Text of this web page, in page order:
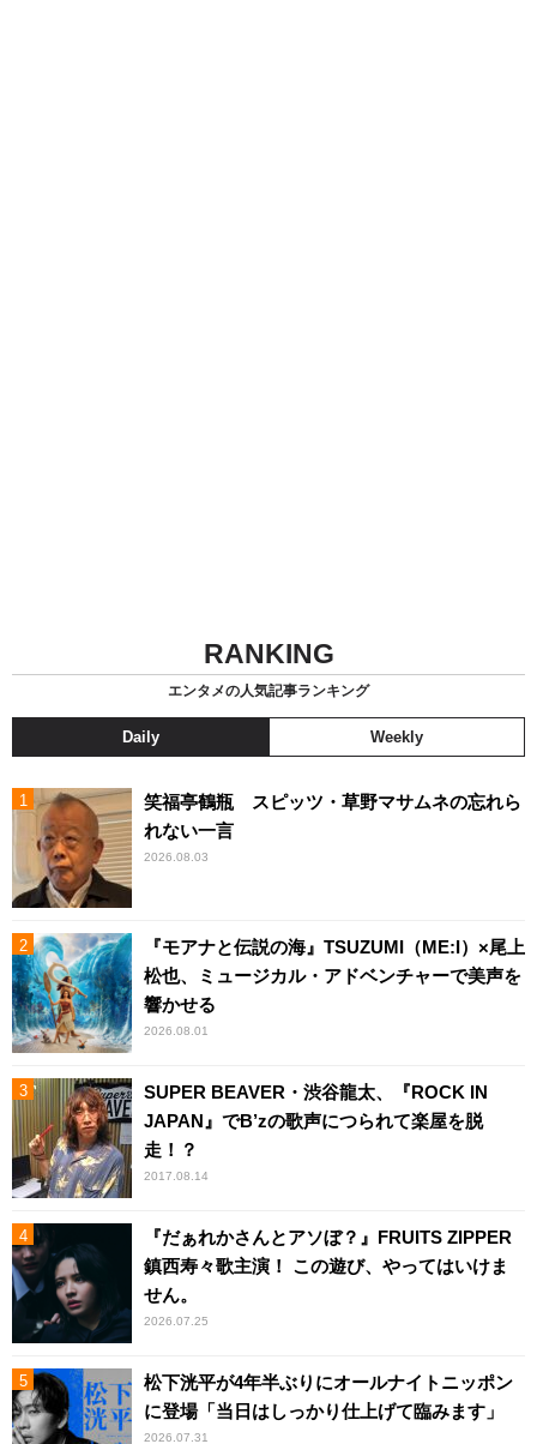
RANKING
エンタメの人気記事ランキング
Daily Weekly
笑福亭鶴瓶 スピッツ・草野マサムネの忘れら
れない一言
2026.08.03
『モアナと伝説の海』TSUZUMI（ME:I）×尾上
松也、ミュージカル・アドベンチャーで美声を
響かせる
2026.08.01
SUPER BEAVER・渋谷龍太、『ROCK IN
JAPAN』でB’zの歌声につられて楽屋を脱
走！？
2017.08.14
『だぁれかさんとアソぼ？』FRUITS ZIPPER
鎮西寿々歌主演！ この遊び、やってはいけま
せん。
2026.07.25
松下洸平が4年半ぶりにオールナイトニッポン
に登場「当日はしっかり仕上げて臨みます」
2026.07.31